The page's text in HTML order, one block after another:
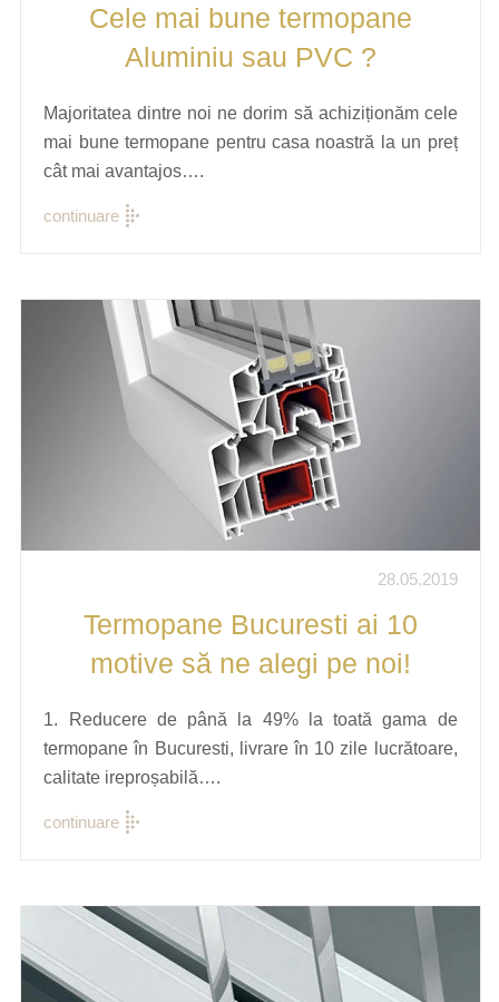
Cele mai bune termopane
Aluminiu sau PVC ?
Majoritatea dintre noi ne dorim să achiziționăm cele
mai bune termopane pentru casa noastră la un preț
cât mai avantajos….
continuare
28.05.2019
Termopane Bucuresti ai 10
motive să ne alegi pe noi!
1. Reducere de până la 49% la toată gama de
termopane în Bucuresti, livrare în 10 zile lucrătoare,
calitate ireproșabilă….
continuare